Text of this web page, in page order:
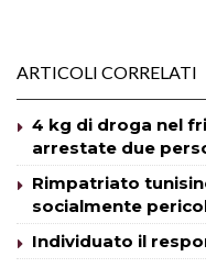
ARTICOLI CORRELATI
4 kg di droga nel
arrestate due
Rimpatriato
socialmente
Individuato il